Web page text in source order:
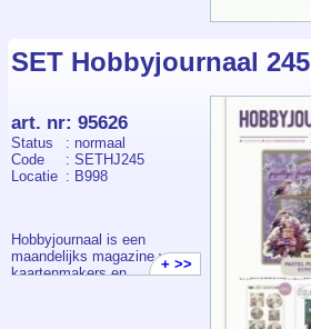
SET Hobbyjournaal 245
art. nr: 95626
Status
: normaal
Code
: SETHJ245
Locatie : B998
Hobbyjournaal is een
maandelijks magazine voor
kaartenmakers en
+ >>